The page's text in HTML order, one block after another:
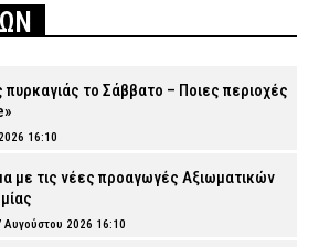
το Σάββατο – Ποιες περιοχές
16:10
με τις νέες προαγωγές Αξιωματικών
Αυγούστου 2026 16:10